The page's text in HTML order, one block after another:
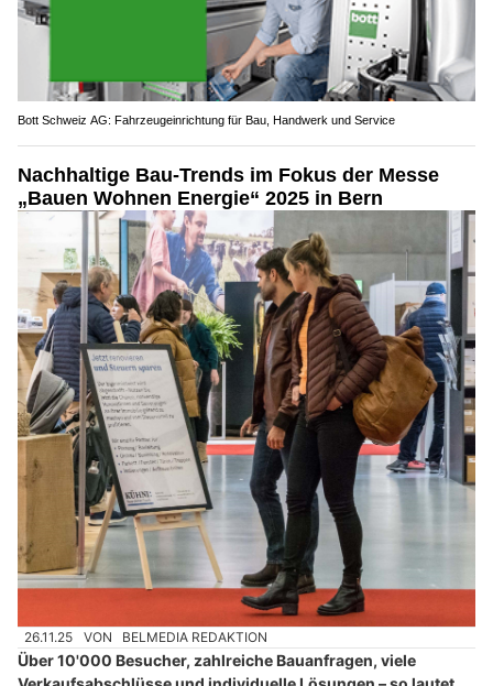
Bott Schweiz AG: Fahrzeugeinrichtung für Bau, Handwerk und Service
Nachhaltige Bau-Trends im Fokus der Messe
„Bauen Wohnen Energie“ 2025 in Bern
26.11.25 VON BELMEDIA REDAKTION
Über 10'000 Besucher, zahlreiche Bauanfragen, viele